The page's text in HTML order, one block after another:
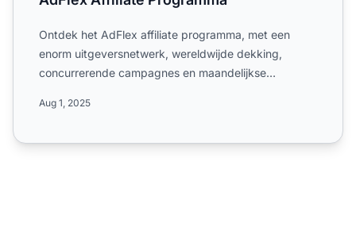
Ontdek het AdFlex affiliate programma, met een
enorm uitgeversnetwerk, wereldwijde dekking,
concurrerende campagnes en maandelijkse
Aug 1, 2025